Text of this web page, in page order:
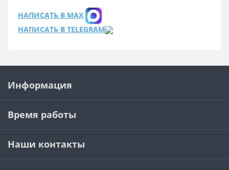
НАПИСАТЬ В MAX
НАПИСАТЬ В TELEGRAM
Информация
Время работы
Наши контакты